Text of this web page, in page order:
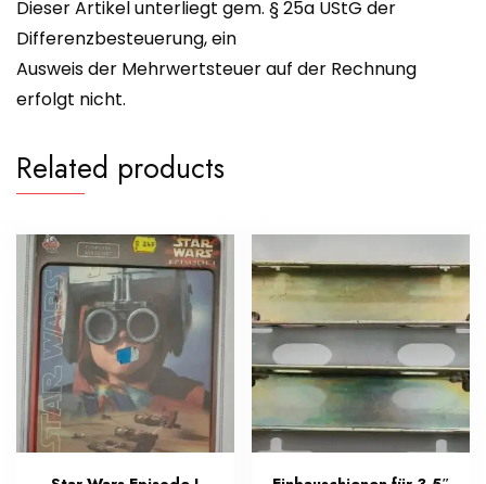
Dieser Artikel unterliegt gem. § 25a UStG der
Differenzbesteuerung, ein
Ausweis der Mehrwertsteuer auf der Rechnung
erfolgt nicht.
Related products